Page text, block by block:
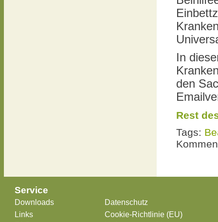
In
den
Rest
Tags:
Service
Downloads
Links
Datenschutz
Cookie-Richtlinie (EU)